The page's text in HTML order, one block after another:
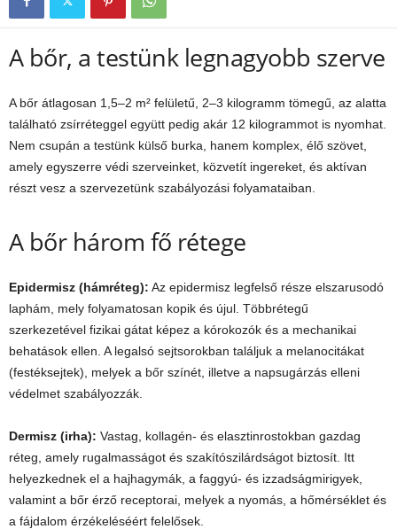
A bőr, a testünk legnagyobb szerve
A bőr átlagosan 1,5–2 m² felületű, 2–3 kilogramm tömegű, az alatta
található zsírréteggel együtt pedig akár 12 kilogrammot is nyomhat.
Nem csupán a testünk külső burka, hanem komplex, élő szövet,
amely egyszerre védi szerveinket, közvetít ingereket, és aktívan
részt vesz a szervezetünk szabályozási folyamataiban.
A bőr három fő rétege
Epidermisz (hámréteg): Az epidermisz legfelső része elszarusodó
laphám, mely folyamatosan kopik és újul. Többrétegű
szerkezetével fizikai gátat képez a kórokozók és a mechanikai
behatások ellen. A legalsó sejtsorokban találjuk a melanocitákat
(festéksejtek), melyek a bőr színét, illetve a napsugárzás elleni
védelmet szabályozzák.
Dermisz (irha): Vastag, kollagén- és elasztinrostokban gazdag
réteg, amely rugalmasságot és szakítószilárdságot biztosít. Itt
helyezkednek el a hajhagymák, a faggyú- és izzadságmirigyek,
valamint a bőr érző receptorai, melyek a nyomás, a hőmérséklet és
a fájdalom érzékeléséért felelősek.